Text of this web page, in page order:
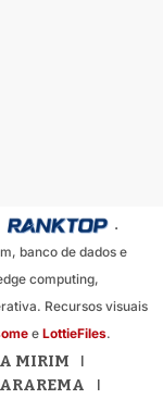
.
banco de dados e
computing,
Recursos visuais
e LottieFiles.
MIRIM